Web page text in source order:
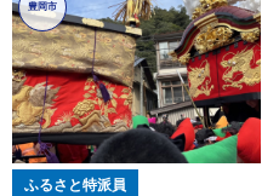
豊岡市
ふるさと特派員